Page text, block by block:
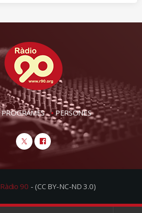
PROGRAMES PERSONES
Ràdio 90 - (CC BY-NC-ND 3.0)